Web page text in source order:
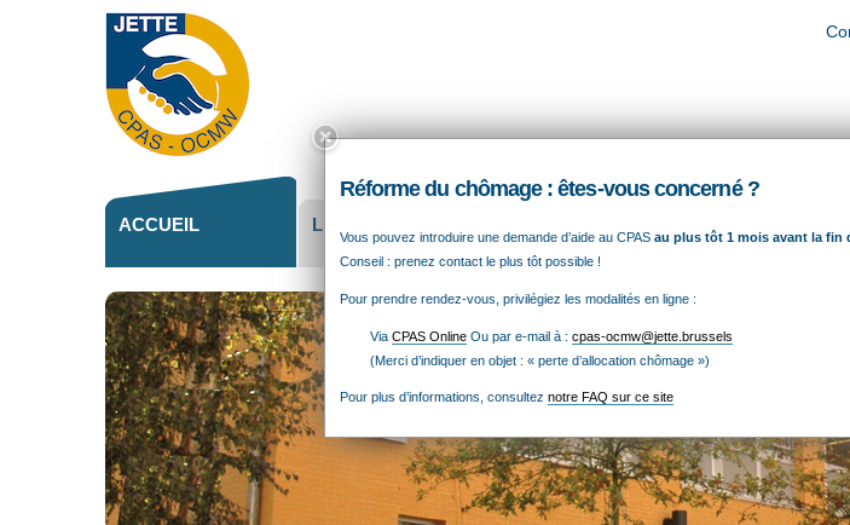
ACCUEIL LE CPAS
Close
this
box.Réforme du chômage : êtes-vous concerné ?
Vous pouvez introduire une demande d’aide au CPAS au plus tôt 1 mois avant la fin
Conseil : prenez contact le plus tôt possible !
Pour prendre rendez-vous, privilégiez les modalités en ligne :
Via CPAS Online Ou par e-mail à : cpas-ocmw@jette.brussels
(Merci d’indiquer en objet : « perte d’allocation chômage »)
Pour plus d’informations, consultez notre FAQ sur ce site